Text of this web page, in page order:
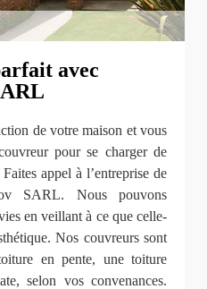
avec
de votre maison et vous
pour se charger de
appel à l’entreprise de
SARL. Nous pouvons
en veillant à ce que celle-
Nos couvreurs sont
en pente, une toiture
selon vos convenances.